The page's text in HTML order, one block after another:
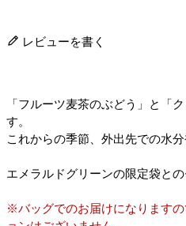
レビューを書く
「フルーツ麦茶のぶどう」と「
す。
これからの季節、外出先での水
エメラルドグリーンの限定袋と
※バッグでのお届けになります